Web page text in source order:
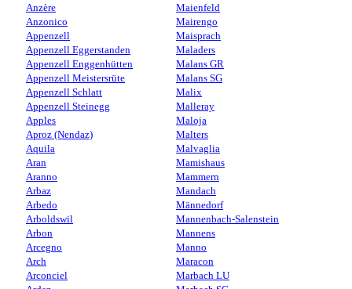
Anzère
Anzonico
Appenzell
Appenzell Eggerstanden
Appenzell Enggenhütten
Appenzell Meistersrüte
Appenzell Schlatt
Appenzell Steinegg
Apples
Aproz (Nendaz)
Aquila
Aran
Aranno
Arbaz
Arbedo
Arboldswil
Arbon
Arcegno
Arch
Arconciel
Maienfeld
Mairengo
Maisprach
Maladers
Malans GR
Malans SG
Malix
Malleray
Maloja
Malters
Malvaglia
Mamishaus
Mammern
Mandach
Männedorf
Mannenbach-Salenstein
Mannens
Manno
Maracon
Marbach LU